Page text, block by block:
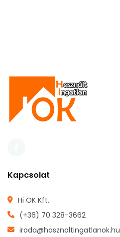
Kapcsolat
Hi OK Kft.
(+36) 70 328-3662
iroda@hasznaltingatlanok.hu